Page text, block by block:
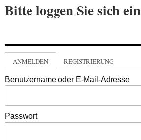
Bitte loggen Sie sich ein
ANMELDEN REGISTRIERUNG
Benutzername oder E-Mail-Adresse
Passwort